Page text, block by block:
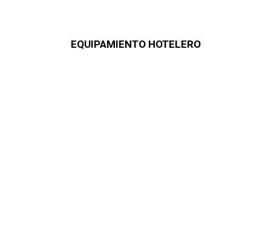
EQUIPAMIENTO HOTELERO